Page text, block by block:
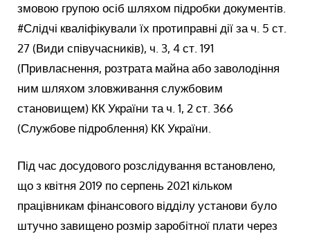
змовою групою осіб шляхом підробки документів.
#Слідчі кваліфікували їх протиправні дії за ч. 5 ст.
27 (Види співучасників), ч. 3, 4 ст. 191
(Привласнення, розтрата майна або заволодіння
ним шляхом зловживання службовим
становищем) КК України та ч. 1, 2 ст. 366
(Службове підроблення) КК України.
Під час досудового розслідування встановлено,
що з квітня 2019 по серпень 2021 кільком
працівникам фінансового відділу установи було
штучно завищено розмір заробітної плати через